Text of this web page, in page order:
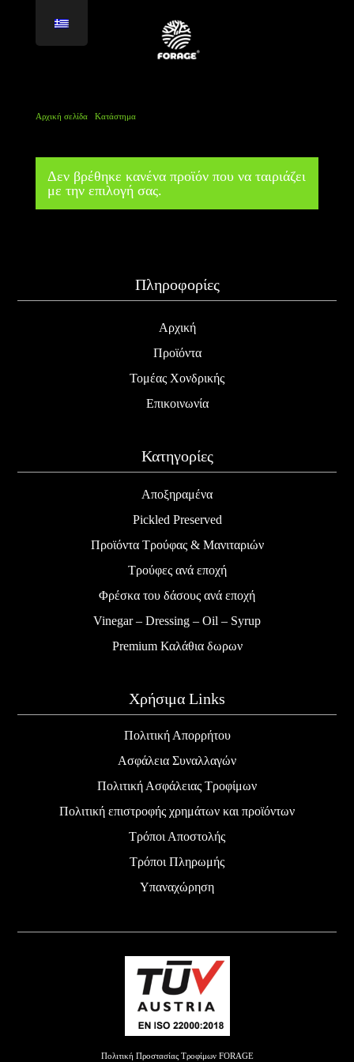
Αρχική σελίδα/ Κατάστημα/
Δεν βρέθηκε κανένα προϊόν που να ταιριάζει
με την επιλογή σας.
Πληροφορίες
Αρχική
Προϊόντα
Τομέας Χονδρικής
Επικοινωνία
Κατηγορίες
Αποξηραμένα
Pickled Preserved
Προϊόντα Τρούφας & Μανιταριών
Τρούφες ανά εποχή
Φρέσκα του δάσους ανά εποχή
Vinegar – Dressing – Oil – Syrup
Premium Καλάθια δωρων
Χρήσιμα Links
Πολιτική Απορρήτου
Ασφάλεια Συναλλαγών
Πολιτική Ασφάλειας Τροφίμων
Πολιτική επιστροφής χρημάτων και προϊόντων
Τρόποι Αποστολής
Τρόποι Πληρωμής
Υπαναχώρηση
Πολιτική Προστασίας Τροφίμων FORAGE